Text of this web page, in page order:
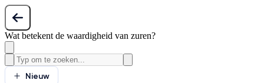
Wat betekent de waardigheid van zuren?
Nieuw